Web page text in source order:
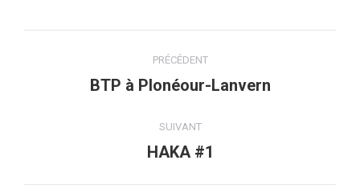
article
PRÉCÉDENT
Article
:
BTP à Plonéour-Lanvern
SUIVANT
Article
HAKA #1